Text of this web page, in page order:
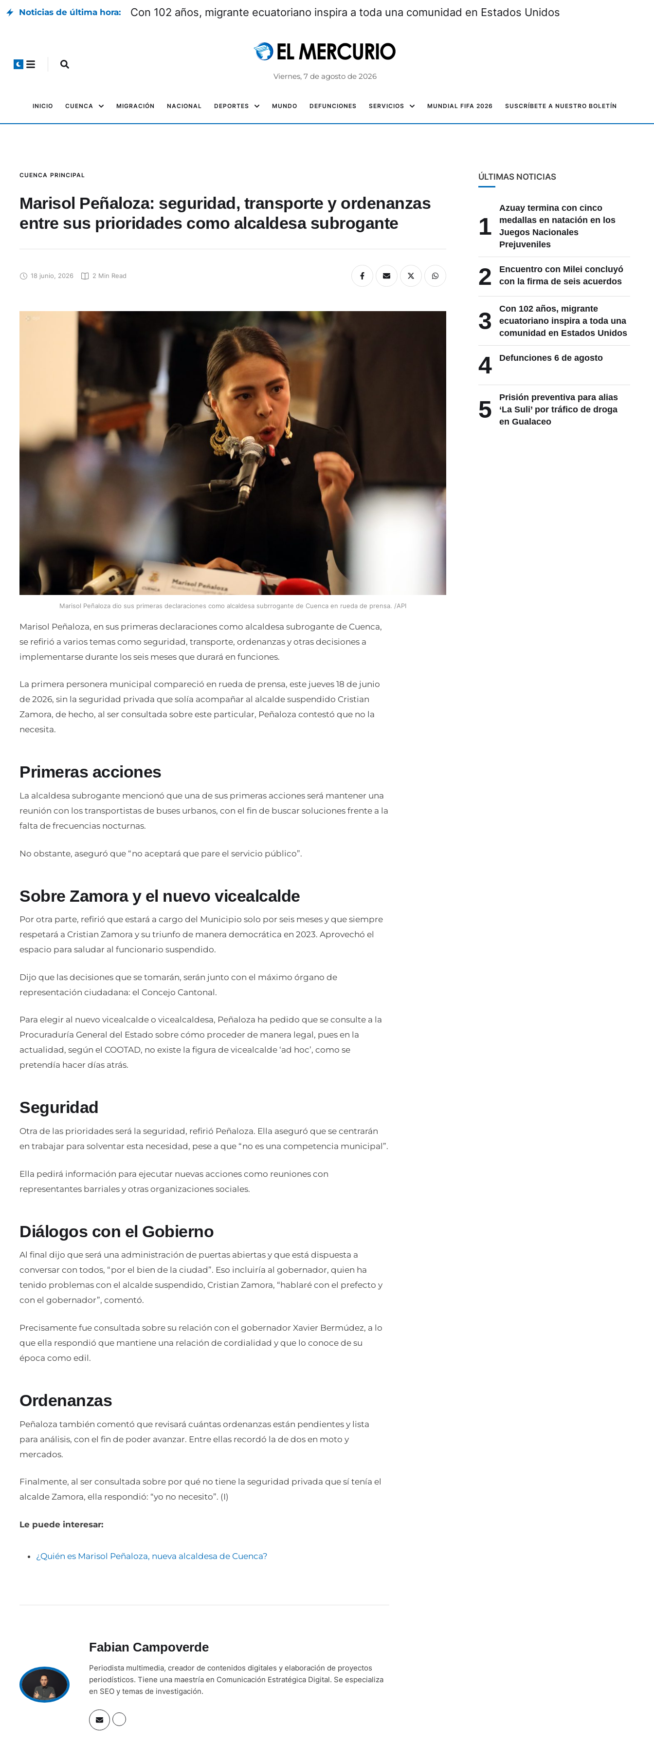
Noticias de última hora: Con 102 años, migrante ecuatoriano inspira a toda una comunidad en Estados Unidos
Viernes, 7 de agosto de 2026
INICIO CUENCA MIGRACIÓN NACIONAL DEPORTES MUNDO DEFUNCIONES SERVICIOS MUNDIAL FIFA 2026 SUSCRÍBETE A NUESTRO BOLETÍN
CUENCA PRINCIPAL
Marisol Peñaloza: seguridad, transporte y ordenanzas
entre sus prioridades como alcaldesa subrogante
18 junio, 2026 2 Min Read
Marisol Peñaloza dio sus primeras declaraciones como alcaldesa subrrogante de Cuenca en rueda de prensa. /API
Marisol Peñaloza, en sus primeras declaraciones como alcaldesa subrogante de Cuenca,
se refirió a varios temas como seguridad, transporte, ordenanzas y otras decisiones a
implementarse durante los seis meses que durará en funciones.
La primera personera municipal compareció en rueda de prensa, este jueves 18 de junio
de 2026, sin la seguridad privada que solía acompañar al alcalde suspendido Cristian
Zamora, de hecho, al ser consultada sobre este particular, Peñaloza contestó que no la
necesita.
Primeras acciones
La alcaldesa subrogante mencionó que una de sus primeras acciones será mantener una
reunión con los transportistas de buses urbanos, con el fin de buscar soluciones frente a la
falta de frecuencias nocturnas.
No obstante, aseguró que “no aceptará que pare el servicio público”.
Sobre Zamora y el nuevo vicealcalde
Por otra parte, refirió que estará a cargo del Municipio solo por seis meses y que siempre
respetará a Cristian Zamora y su triunfo de manera democrática en 2023. Aprovechó el
espacio para saludar al funcionario suspendido.
Dijo que las decisiones que se tomarán, serán junto con el máximo órgano de
representación ciudadana: el Concejo Cantonal.
Para elegir al nuevo vicealcalde o vicealcaldesa, Peñaloza ha pedido que se consulte a la
Procuraduría General del Estado sobre cómo proceder de manera legal, pues en la
actualidad, según el COOTAD, no existe la figura de vicealcalde ‘ad hoc’, como se
pretendía hacer días atrás.
Seguridad
Otra de las prioridades será la seguridad, refirió Peñaloza. Ella aseguró que se centrarán
en trabajar para solventar esta necesidad, pese a que “no es una competencia municipal”.
Ella pedirá información para ejecutar nuevas acciones como reuniones con
representantes barriales y otras organizaciones sociales.
Diálogos con el Gobierno
Al final dijo que será una administración de puertas abiertas y que está dispuesta a
conversar con todos, “por el bien de la ciudad”. Eso incluiría al gobernador, quien ha
tenido problemas con el alcalde suspendido, Cristian Zamora, “hablaré con el prefecto y
con el gobernador”, comentó.
Precisamente fue consultada sobre su relación con el gobernador Xavier Bermúdez, a lo
que ella respondió que mantiene una relación de cordialidad y que lo conoce de su
época como edil.
Ordenanzas
Peñaloza también comentó que revisará cuántas ordenanzas están pendientes y lista
para análisis, con el fin de poder avanzar. Entre ellas recordó la de dos en moto y
mercados.
Finalmente, al ser consultada sobre por qué no tiene la seguridad privada que sí tenía el
alcalde Zamora, ella respondió: “yo no necesito”. (I)
Le puede interesar:
¿Quién es Marisol Peñaloza, nueva alcaldesa de Cuenca?
Fabian Campoverde
Periodista multimedia, creador de contenidos digitales y elaboración de proyectos
periodísticos. Tiene una maestría en Comunicación Estratégica Digital. Se especializa
en SEO y temas de investigación.
ÚLTIMAS NOTICIAS
1
Azuay termina con cinco
medallas en natación en los
Juegos Nacionales
Prejuveniles
2
Encuentro con Milei concluyó
con la firma de seis acuerdos
3
Con 102 años, migrante
ecuatoriano inspira a toda una
comunidad en Estados Unidos
4 Defunciones 6 de agosto
5
Prisión preventiva para alias
‘La Suli’ por tráfico de droga
en Gualaceo